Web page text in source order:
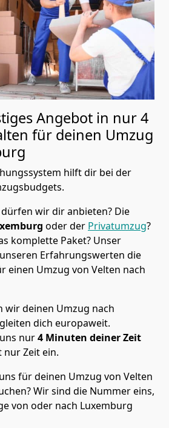
Angebot in nur4
für deinen Umzug
hilft dir bei der
wir dir anbieten? Die
oder der Privatumzug?
komplette Paket? Unser
Erfahrungswerten die
einen Umzug von Velten nach
wir deinen Umzug nach
dich europaweit.
nur4 Minuten deiner Zeit
Zeit ein.
für deinen Umzug von Velten
Wir sind die Nummer eins,
von oder nach Luxemburg